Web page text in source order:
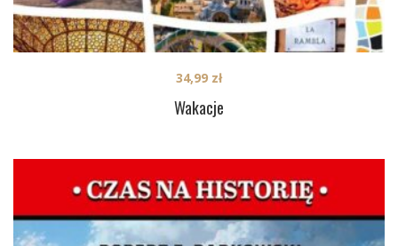
Wakacje
34,99 zł